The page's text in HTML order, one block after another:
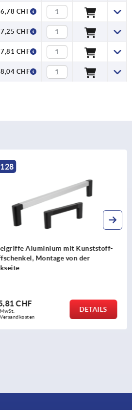
6,78 CHF
7,25 CHF
7,81 CHF
8,04 CHF
Kunststoff einseitig
CHF
DETAILS